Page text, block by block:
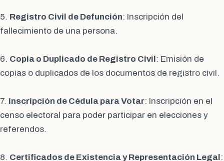
5. Registro Civil de Defunción: Inscripción del
fallecimiento de una persona.
6. Copia o Duplicado de Registro Civil : Emisión de
copias o duplicados de los documentos de registro civil.
7. Inscripción de Cédula para Votar: Inscripción en el
censo electoral para poder participar en elecciones y
referendos.
8. Certificados de Existencia y Representación Legal :